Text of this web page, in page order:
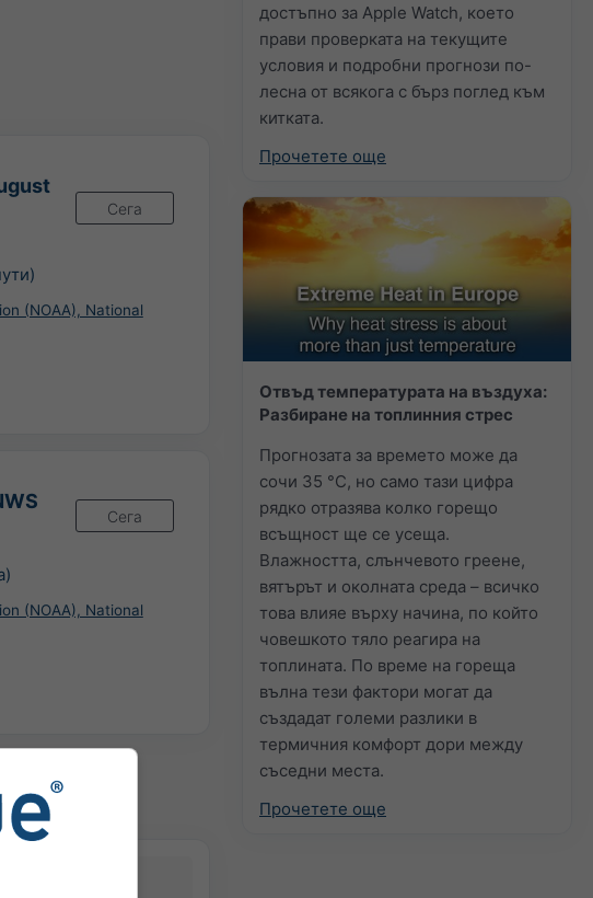
достъпно за Apple Watch, което
прави проверката на текущите
условия и подробни прогнози по-
лесна от всякога с бърз поглед към
китката.
Прочетете още
Отвъд температурата на въздуха:
Разбиране на топлинния стрес
Прогнозата за времето може да
сочи 35 °C, но само тази цифра
рядко отразява колко горещо
всъщност ще се усеща.
Влажността, слънчевото греене,
вятърът и околната среда – всичко
това влияе върху начина, по който
човешкото тяло реагира на
топлината. По време на гореща
вълна тези фактори могат да
създадат големи разлики в
термичния комфорт дори между
съседни места.
Прочетете още
Сега
(NOAA), National
Сега
(NOAA), National